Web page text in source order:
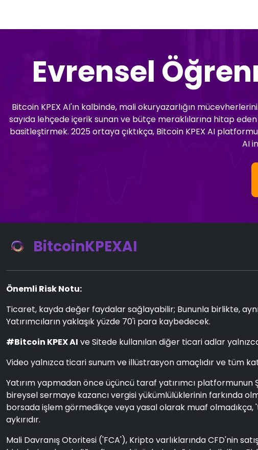
Evrensel
Bitcoin KPEX AI'ın kalbinde, mali okuryazarlığın
sayıda lehçede içerik sunan ve bütçe meraklılarına hitap
basitleştirmek. 2025 ortaya çıktıkça, Bitcoin KPEX AI
AI
BitcoinKPEXAI
Önemli Risk Notu:
Ticaret, kayda değer faydalar sağlayabilir; Bununla birlikte,
Yatırımcıların yaklaşık yüzde 70'i para kaybedecek.
#Bitcoin KPEX AI ve Sitede kullanılan diğer ticari adlar
Video yalnızca ticari sunum ve illüstrasyon amaçlıdır ve tüm
Yatırım yapmadan önce üçüncü taraf yatırımcı platformunun
bireysel sermaye kazancı vergisi yükümlülüklerinin farkında
borsada işlem görmedikçe veya yasal olarak muaf olmadıkça,
aykırıdır.
Mali Davranış Otoritesi ('FCA'), Kripto varlıklarında CFD'nin